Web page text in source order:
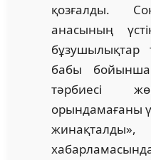
қозғалды.
анасының
бұзушылықтар
бабы
тәрбиесі
орындамағаны